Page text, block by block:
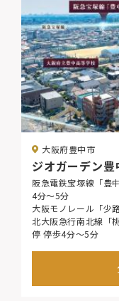
大阪府豊中市
ジオガーデン
阪急電鉄宝塚線「豊
4分〜5分
大阪モノレール「少
北大阪急行南北線「
停 停歩4分〜5分